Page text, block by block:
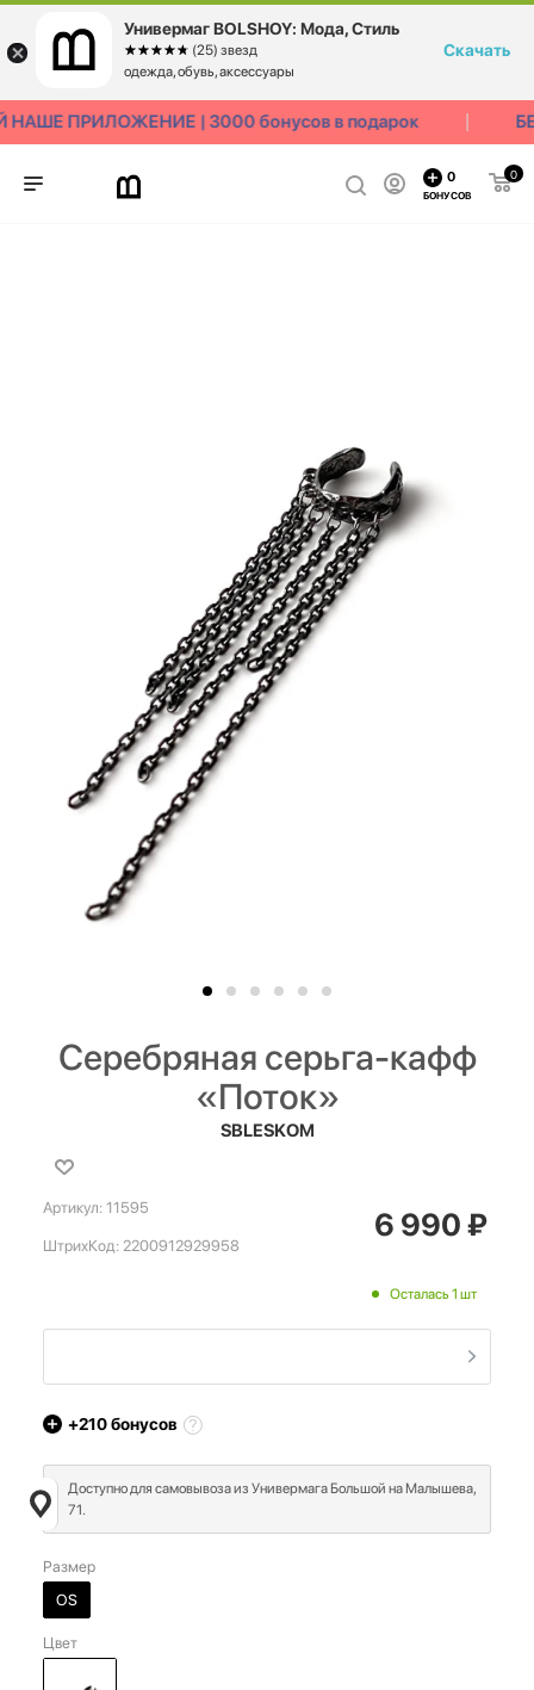
ПРИЛОЖЕНИЕ | 3000 бонусов в подарок
0
0
БОНУСОВ
Серебряная серьга-кафф
«Поток»
SBLESKOM
Артикул: 11595
ШтрихКод: 2200912929958
6 990₽
Осталась 1 шт
+210бонусов
Доступно для самовывоза из Универмага Большой на Малышева,
71.
Размер
OS
Цвет
Универмаг BOLSHOY: Мода, Стиль
☆☆☆☆☆
★★★★★ (25) звезд
одежда, обувь, аксессуары
Скачать